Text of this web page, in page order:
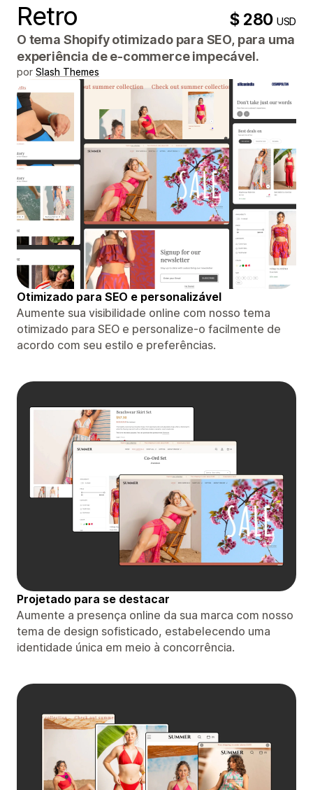
Retro $ 280USD
O tema Shopify otimizado para SEO, para uma
experiência de e-commerce impecável.
por Slash Themes
Otimizado para SEO e personalizável
Aumente sua visibilidade online com nosso tema
otimizado para SEO e personalize-o facilmente de
acordo com seu estilo e preferências.
Projetado para se destacar
Aumente a presença online da sua marca com nosso
tema de design sofisticado, estabelecendo uma
identidade única em meio à concorrência.